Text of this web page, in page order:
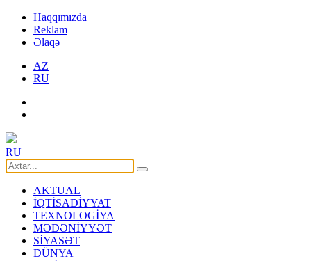
Haqqımızda
Reklam
Əlaqə
AZ
RU
RU
AKTUAL
İQTİSADİYYAT
TEXNOLOGİYA
MƏDƏNİYYƏT
SİYASƏT
DÜNYA